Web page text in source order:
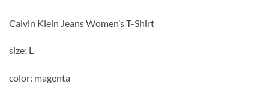
Calvin Klein Jeans Women’s T-Shirt
size: L
color: magenta